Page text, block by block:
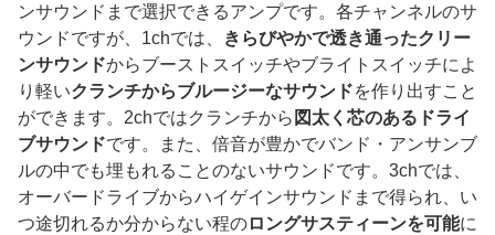
ンサウンドまで選択できるアンプです。各チャンネルのサ
ウンドですが、1chでは、
きらびやかで透き通ったクリー
ンサウンドからブーストスイッチやブライトスイッチによ
り軽いクランチからブルージーなサウンドを作り出すこと
ができます。2chではクランチから 図太く芯のあるドライ
ブサウンドです。また、倍音が豊かでバンド・アンサンブ
ルの中でも埋もれることのないサウンドです。3chでは、
オーバードライブからハイゲインサウンドまで得られ、い
つ途切れるか分からない程のロングサスティーンを可能に